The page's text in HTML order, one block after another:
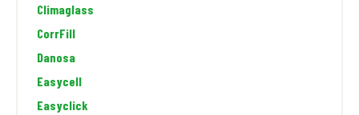
Climaglass
CorrFill
Danosa
Easycell
Easyclick